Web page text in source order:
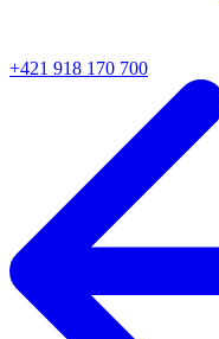
+421 918 170 700